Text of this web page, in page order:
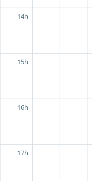
14h
15h
16h
17h